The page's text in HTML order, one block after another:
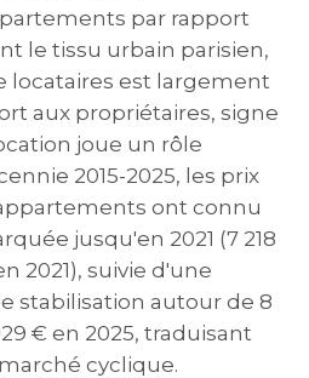
par rapport
le tissu urbain parisien,
locataires est largement
aux propriétaires, signe
joue un rôle
2015-2025, les prix
ont connu
jusqu'en 2021 (7 218
2021), suivie d'une
stabilisation autour de 8
€ en 2025, traduisant
cyclique.